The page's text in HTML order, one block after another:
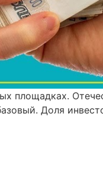
площадках.
Доля